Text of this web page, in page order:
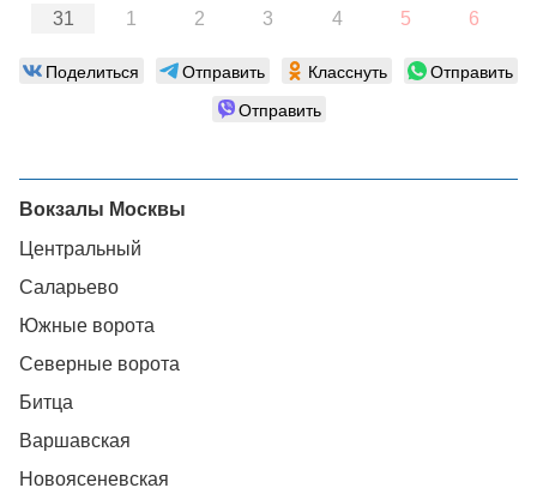
31
1 2 3 4 5 6
Поделиться Отправить Класснуть
Отправить
Отправить
Вокзалы Москвы
Центральный
Саларьево
Южные ворота
Северные ворота
Битца
Варшавская
Новоясеневская